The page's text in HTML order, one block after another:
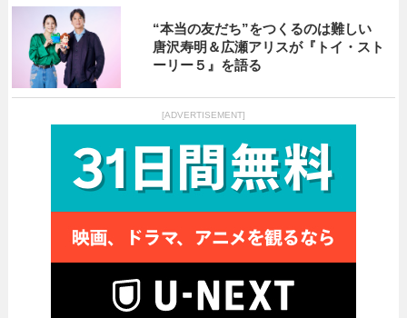
“本当の友だち”をつくるのは難しい
唐沢寿明＆広瀬アリスが『トイ・スト
ーリー５』を語る
[ADVERTISEMENT]